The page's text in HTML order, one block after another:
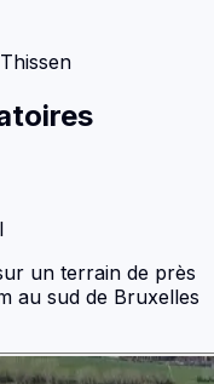
un terrain de près
au sud de Bruxelles